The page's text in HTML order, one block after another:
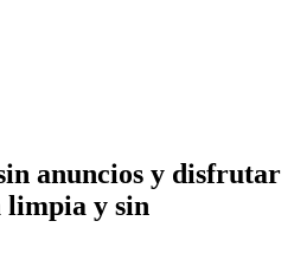
anuncios y disfrutar
limpia y sin